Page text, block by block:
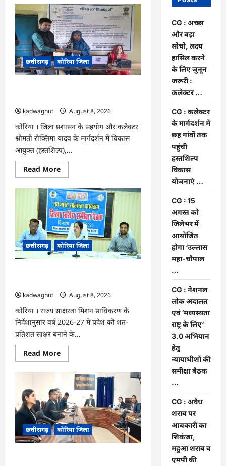
CG
:
अच्छा
और
बड़ा
सोचो,
लक्ष्य
हासिल
करने
के
लिए
…
छत्तीसगढ़ कोरिया जिला
kadwaghut
August 8, 2026
कोरिया । जिला प्रशासन के सहयोग और कलेक्टर
श्रीमती रोक्तिमा यादव के मार्गदर्शन में विकास
आयुक्त (हस्तशिल्प),...
Read MoreRead
more
CG
:
कलेक्टर
के
मार्गदर्शन
में
छह
गांवों
तक
पहुंची
हस्तशिल्प
छत्तीसगढ़ कोरिया जिला
kadwaghut
August 8, 2026
कोरिया । राज्य साक्षरता मिशन प्राधिकरण के
निर्देशानुसार वर्ष 2026-27 में प्रदेश को शत-
प्रतिशत साक्षर बनाने के...
Read MoreRead
more
CG
अगस्त
को
जिलेभर
में
आयोजित
होगा
‘उल्लास
महा-
छत्तीसगढ़ कोरिया जिला
CG : अच्छा
और बड़ा
सोचो, लक्ष्य
हासिल करने
के लिए जुनून
जरूरी :
कलेक्टर …
CG : कलेक्टर
के मार्गदर्शन में
छह गांवों तक
पहुंची
हस्तशिल्प
विकास
योजनाएं …
CG : 15
अगस्त को
जिलेभर में
आयोजित
होगा ‘उल्लास
महा-चौपाल
…
CG : नेशनल
लोक अदालत
एवं ‘मध्यस्थता
राष्ट्र के लिए‘
3.0 अभियान
हेतु
न्यायाधीशों की
समीक्षा बैठक
…
CG : अवैध
शराब पर
आबकारी का
शिकंजा,
महुआ शराब व
एमपी की